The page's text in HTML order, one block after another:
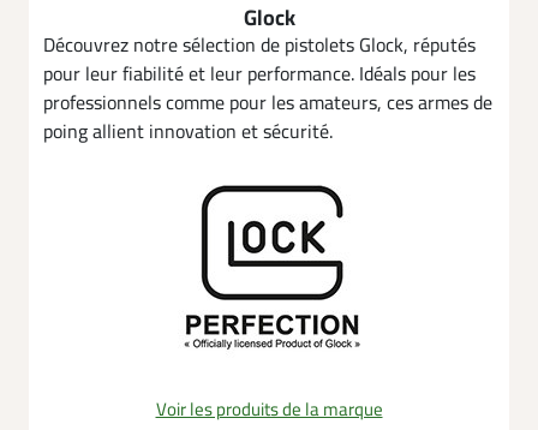
Glock
Découvrez notre sélection de pistolets Glock, réputés
pour leur fiabilité et leur performance. Idéals pour les
professionnels comme pour les amateurs, ces armes de
poing allient innovation et sécurité.
Voir les produits de la marque